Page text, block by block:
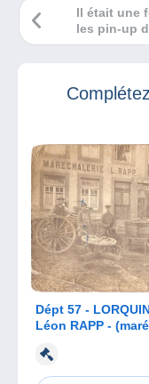
Il était une
les pin-up
Coca-Cola !
Dépt 57 -
Léon RAPP -